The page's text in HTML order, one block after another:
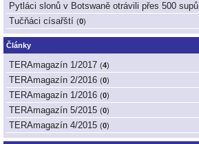
Pytláci slonů v Botswaně otrávili přes 500 supů
Tučňáci císařští (0)
Články
TERAmagazín 1/2017 (4)
TERAmagazín 2/2016 (0)
TERAmagazín 1/2016 (0)
TERAmagazín 5/2015 (0)
TERAmagazín 4/2015 (0)